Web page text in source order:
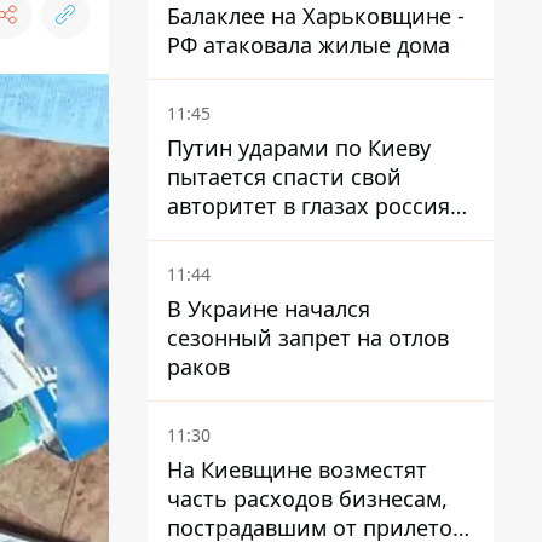
Балаклее на Харьковщине -
РФ атаковала жилые дома
11:45
Путин ударами по Киеву
пытается спасти свой
авторитет в глазах россиян:
диктатор находится под
давлением - Sky News
11:44
В Украине начался
сезонный запрет на отлов
раков
11:30
На Киевщине возместят
часть расходов бизнесам,
пострадавшим от прилетов